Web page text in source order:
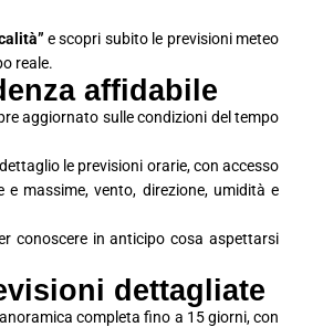
e scopri subito le previsioni meteo
reale.
affidabile
aggiornato sulle condizioni del tempo
le previsioni orarie, con accesso
massime, vento, direzione, umidità e
conoscere in anticipo cosa aspettarsi
dettagliate
completa fino a 15 giorni, con